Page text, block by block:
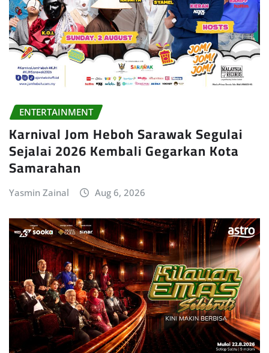
ENTERTAINMENT
Karnival Jom Heboh Sarawak Segulai
Sejalai 2026 Kembali Gegarkan Kota
Samarahan
Yasmin Zainal Aug 6, 2026